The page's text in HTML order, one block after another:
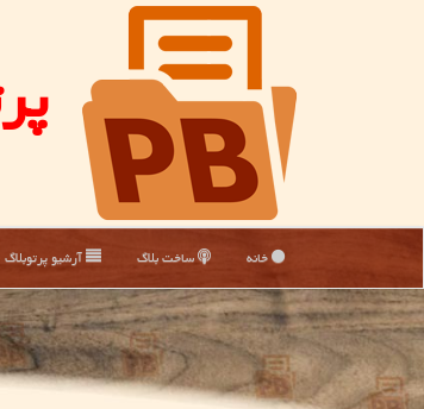
خانه ساخت بلاگ آرشیو پرتوبلاگ